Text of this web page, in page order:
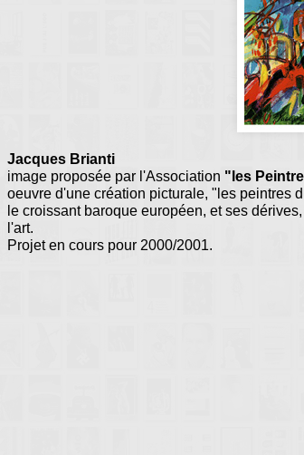
Jacques Brianti
image proposée par l'Association "les
oeuvre d'une création picturale, "les peintres
le croissant baroque européen, et ses
l'art.
Projet en cours pour 2000/2001.